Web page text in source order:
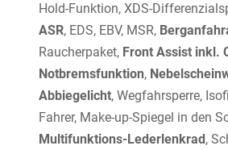
Hold-Funktion, XDS-
ASR, EDS, EBV, MSR,
Raucherpaket, Front Assist inkl.
Notbremsfunktion,
Abbiegelicht, Wegfahrsperre,
Fahrer, Make-up-Spiegel in den
Multifunktions-Lederlenkrad ,